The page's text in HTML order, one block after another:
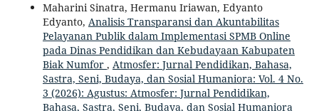
Maharini Sinatra, Hermanu Iriawan, Edyanto
Edyanto, Analisis Transparansi dan Akuntabilitas
Pelayanan Publik dalam Implementasi SPMB Online
pada Dinas Pendidikan dan Kebudayaan Kabupaten
Biak Numfor , Atmosfer: Jurnal Pendidikan, Bahasa,
Sastra, Seni, Budaya, dan Sosial Humaniora: Vol. 4 No.
3 (2026): Agustus: Atmosfer: Jurnal Pendidikan,
Bahasa, Sastra, Seni, Budaya, dan Sosial Humaniora